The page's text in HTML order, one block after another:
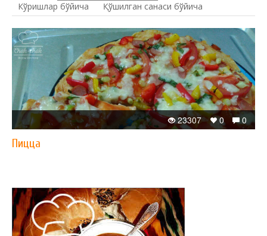
Кўришлар бўйича
Қўшилган санаси бўйича
0
0
23307
Пицца